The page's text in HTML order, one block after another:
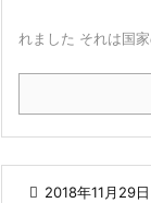
れました それは国
 2018年11月29日